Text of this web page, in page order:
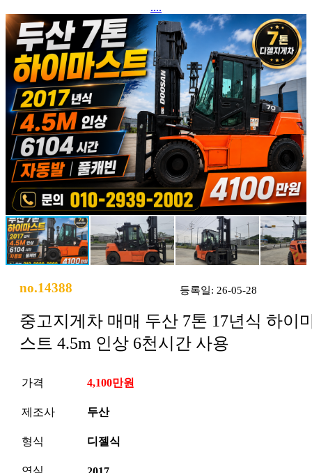
....
no.14388 등록일: 26-05-28
중고지게차 매매 두산 7톤 17년식 하이
스트 4.5m 인상 6천시간 사용
가격 4,100만원
제조사 두산
형식 디젤식
연식